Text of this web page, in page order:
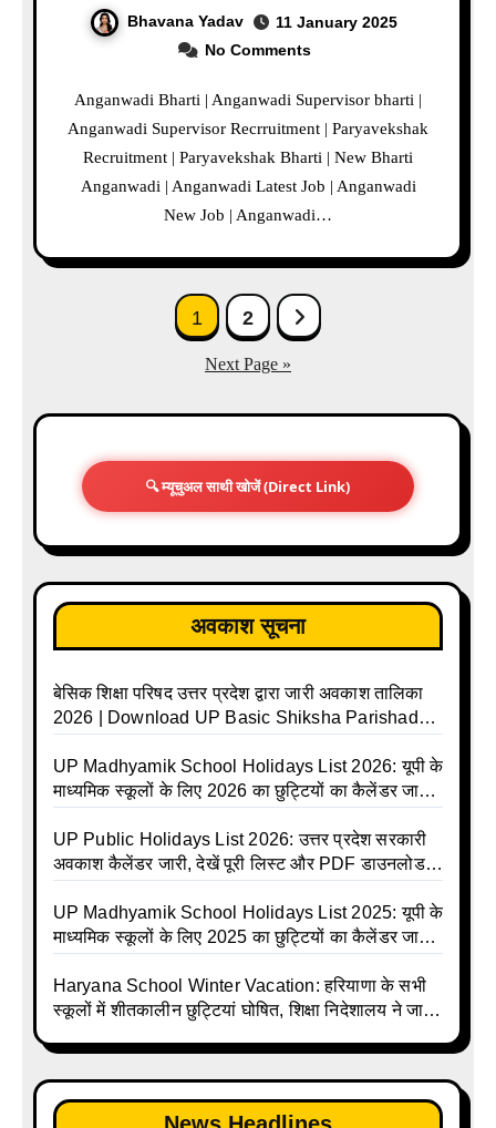
Bhavana Yadav
11 January 2025
No Comments
Anganwadi Bharti | Anganwadi Supervisor bharti |
Anganwadi Supervisor Recrruitment | Paryavekshak
Recruitment | Paryavekshak Bharti | New Bharti
Anganwadi | Anganwadi Latest Job | Anganwadi
New Job | Anganwadi…
pagination
1 2
Next Page »
🔍 म्यूचुअल साथी खोजें (Direct Link)
अवकाश सूचना
बेसिक शिक्षा परिषद उत्तर प्रदेश द्वारा जारी अवकाश तालिका
2026 | Download UP Basic Shiksha Parishad
Basic School Avkash Talika UP 2026 | UP Basic
Shiksha Parishad Avkash Talika 2026 | UP
Calendar List 2026
UP Madhyamik School Holidays List 2026: यूपी के
माध्यमिक स्कूलों के लिए 2026 का छुट्टियों का कैलेंडर जारी |
UP Madhyamik Avkash Talika 2026 | UP
Madhyamik School avkash suchi | UP
Holiday Calendar | Madhyamik School Holidays
List 2026
UP Public Holidays List 2026: उत्तर प्रदेश सरकारी
अवकाश कैलेंडर जारी, देखें पूरी लिस्ट और PDF डाउनलोड
talika | Sarkari Avkash Talika | Up Holidays List |
Holidays Calendar
UP Madhyamik School Holidays List 2025: यूपी के
माध्यमिक स्कूलों के लिए 2025 का छुट्टियों का कैलेंडर जारी |
Up Madhyamik Avkash Talika 2025 | UP
Madhyamik School avkash suchi | UP
holiday calendar | Madhyamik School Holidays
List 2025
Haryana School Winter Vacation: हरियाणा के सभी
स्कूलों में शीतकालीन छुट्टियां घोषित, शिक्षा निदेशालय ने जारी